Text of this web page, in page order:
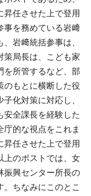
昇任させた上で登用
事を務めている岩﨑
岩﨑統括参事は、
策局長は、こども家
を所管するなど、部
のもとに横断した役
化対策に対応し、
安全課長を経験した
的な視点をこれま
昇任させた上で登用
上のポストでは、女
振興センター所長の
ちなみにこのとこ